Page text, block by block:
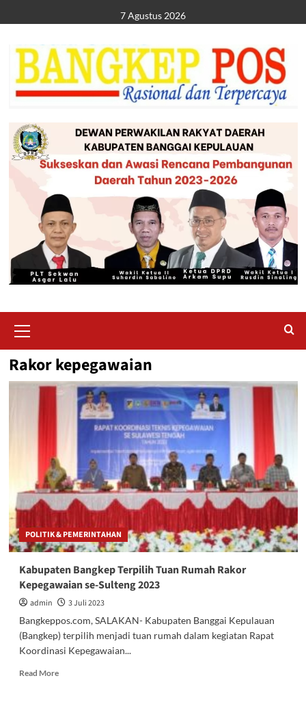
to
content
7 Agustus 2026
Menu
Rakor kepegawaian
POLITIK & PEMERINTAHAN
Kabupaten Bangkep Terpilih Tuan Rumah Rakor
Kepegawaian se-Sulteng 2023
admin
3 Juli 2023
Bangkeppos.com, SALAKAN- Kabupaten Banggai Kepulauan
(Bangkep) terpilih menjadi tuan rumah dalam kegiatan Rapat
Koordinasi Kepegawaian...
Read MoreRead